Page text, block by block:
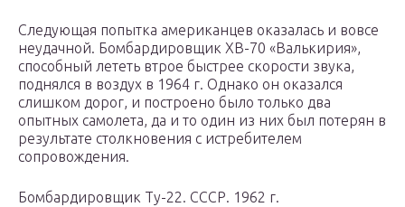
Следующая попытка американцев оказалась и вовсе
неудачной. Бомбардировщик ХВ-70 «Валькирия»,
способный лететь втрое быстрее скорости звука,
поднялся в воздух в 1964 г. Однако он оказался
слишком дорог, и построено было только два
опытных самолета, да и то один из них был потерян в
результате столкновения с истребителем
сопровождения.
Бомбардировщик Ту-22. СССР. 1962 г.